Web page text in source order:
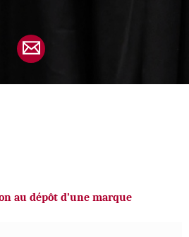
au dépôt d’une marque